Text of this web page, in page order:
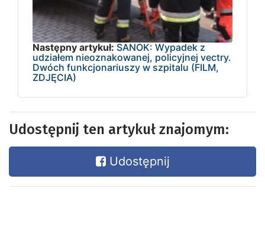
Następny artykuł: SANOK: Wypadek z
udziałem nieoznakowanej, policyjnej vectry.
Dwóch funkcjonariuszy w szpitalu (FILM,
ZDJĘCIA)
Udostępnij ten artykuł znajomym:
Udostępnij